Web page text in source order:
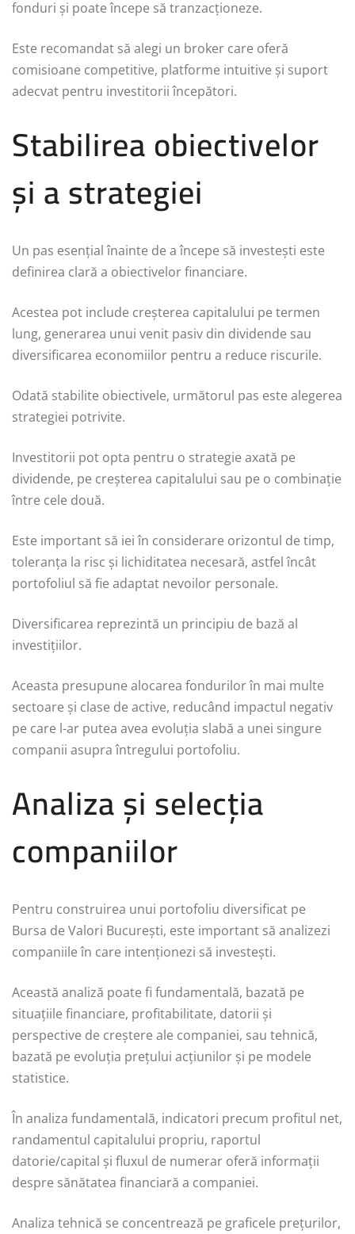
fonduri și poate începe să tranzacționeze.
Este recomandat să alegi un broker care oferă
comisioane competitive, platforme intuitive și suport
adecvat pentru investitorii începători.
Stabilirea obiectivelor
și a strategiei
Un pas esențial înainte de a începe să investești este
definirea clară a obiectivelor financiare.
Acestea pot include creșterea capitalului pe termen
lung, generarea unui venit pasiv din dividende sau
diversificarea economiilor pentru a reduce riscurile.
Odată stabilite obiectivele, următorul pas este alegerea
strategiei potrivite.
Investitorii pot opta pentru o strategie axată pe
dividende, pe creșterea capitalului sau pe o combinație
între cele două.
Este important să iei în considerare orizontul de timp,
toleranța la risc și lichiditatea necesară, astfel încât
portofoliul să fie adaptat nevoilor personale.
Diversificarea reprezintă un principiu de bază al
investițiilor.
Aceasta presupune alocarea fondurilor în mai multe
sectoare și clase de active, reducând impactul negativ
pe care l-ar putea avea evoluția slabă a unei singure
companii asupra întregului portofoliu.
Analiza și selecția
companiilor
Pentru construirea unui portofoliu diversificat pe
Bursa de Valori București, este important să analizezi
companiile în care intenționezi să investești.
Această analiză poate fi fundamentală, bazată pe
situațiile financiare, profitabilitate, datorii și
perspective de creștere ale companiei, sau tehnică,
bazată pe evoluția prețului acțiunilor și pe modele
statistice.
În analiza fundamentală, indicatori precum profitul net,
randamentul capitalului propriu, raportul
datorie/capital și fluxul de numerar oferă informații
despre sănătatea financiară a companiei.
Analiza tehnică se concentrează pe graficele prețurilor,